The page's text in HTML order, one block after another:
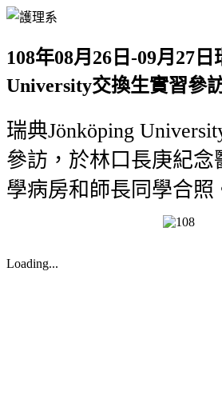
108年08月26日-09月27
University交換生實習參
瑞典Jönköping
參訪，於林口長庚紀念
學病房和師長同學合照
Loading...